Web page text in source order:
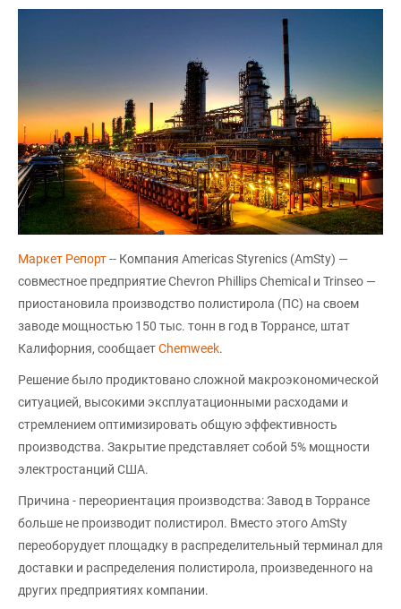
Маркет Репорт-- Компания Americas Styrenics (AmSty) —
совместное предприятие Chevron Phillips Chemical и Trinseo —
приостановила производство полистирола (ПС) на своем
заводе мощностью 150 тыс. тонн в год в Торрансе, штат
Калифорния, сообщаетChemweek.
Решение было продиктовано сложной макроэкономической
ситуацией, высокими эксплуатационными расходами и
стремлением оптимизировать общую эффективность
производства. Закрытие представляет собой 5% мощности
электростанций США.
Причина - переориентация производства: Завод в Торрансе
больше не производит полистирол. Вместо этого AmSty
переоборудует площадку в распределительный терминал для
доставки и распределения полистирола, произведенного на
других предприятиях компании.